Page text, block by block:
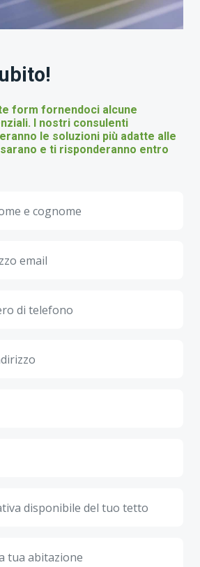
form fornendoci alcune
I nostri consulenti
le soluzioni più adatte alle
e ti risponderanno entro